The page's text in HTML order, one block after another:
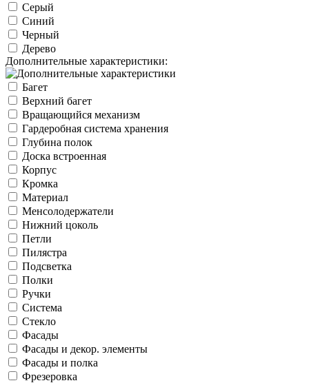
Серый
Синий
Черный
Дерево
Дополнительные характеристики:
Багет
Верхний багет
Вращающийся механизм
Гардеробная система хранения
Глубина полок
Доска встроенная
Корпус
Кромка
Материал
Менсолодержатели
Нижний цоколь
Петли
Пилястра
Подсветка
Полки
Ручки
Система
Стекло
Фасады
Фасады и декор. элементы
Фасады и полка
Фрезеровка